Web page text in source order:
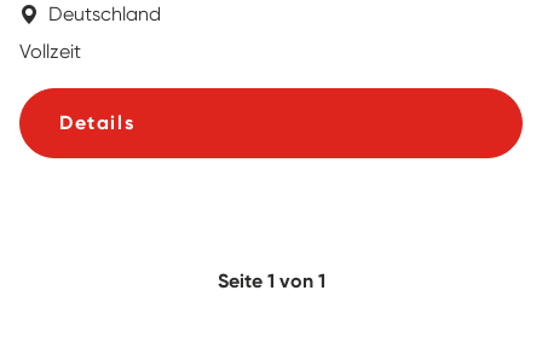
Deutschland
Vollzeit
Details
Seite 1 von 1